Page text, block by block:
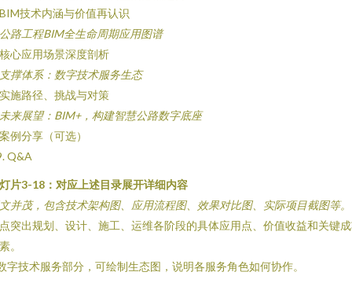
技术内涵与价值再认识
路工程BIM全生命周期应用图谱
心应用场景深度剖析
撑体系：数字技术服务生态
施路径、挑战与对策
来展望：BIM+，构建智慧公路数字底座
例分享（可选）
Q&A
片3-18：对应上述目录展开详细内容
并茂，包含技术架构图、应用流程图、效果对比图、实际项目截图等。
突出规划、设计、施工、运维各阶段的具体应用点、价值收益和关键
。
字技术服务部分，可绘制生态图，说明各服务角色如何协作。